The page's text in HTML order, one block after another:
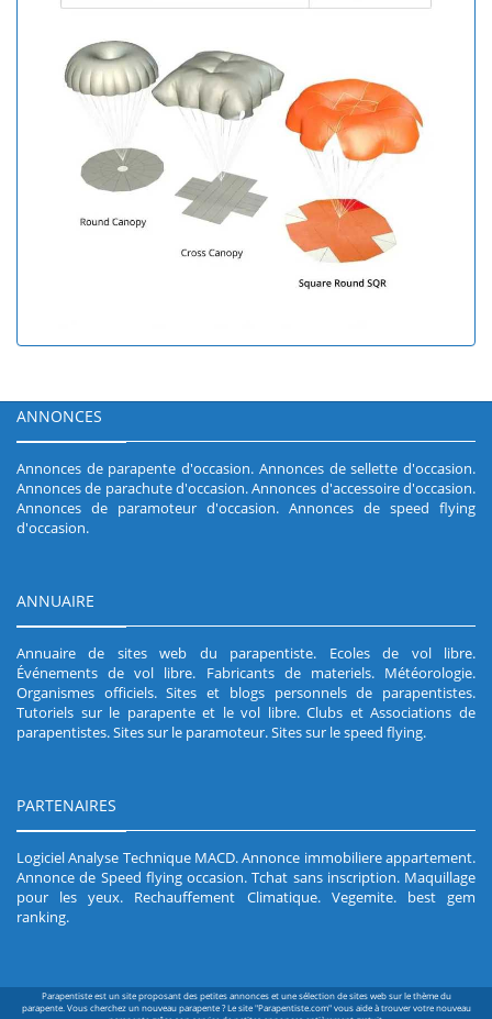
ANNONCES
Annonces de parapente d'occasion. Annonces de sellette d'occasion.
Annonces de parachute d'occasion.Annonces d'accessoire d'occasion.
Annonces de paramoteur d'occasion. Annonces de speed flying
d'occasion.
ANNUAIRE
Annuaire de sites web du parapentiste. Ecoles de vol libre.
Événements de vol libre. Fabricants de materiels. Météorologie.
Organismes officiels.Sites et blogs personnels de parapentistes.
Tutoriels sur le parapente et le vol libre.Clubs et Associations de
parapentistes.Sites sur le paramoteur.Sites sur le speed flying.
PARTENAIRES
Logiciel Analyse Technique MACD.Annonce immobiliere appartement.
Annonce de Speed flying occasion.Tchat sans inscription. Maquillage
pour les yeux. Rechauffement Climatique. Vegemite. best gem
ranking.
Parapentiste est un site proposant des petites annonces et une sélection de sites web sur le thème du
parapente. Vous cherchez un nouveau parapente ? Le site "Parapentiste.com" vous aide à trouver votre nouveau